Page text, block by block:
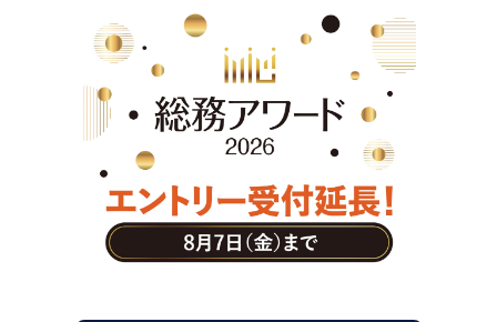
リスクマネジメント・BCP
社外・社内広報
社外・社内コミュニケーション活性化
FM・オフィス移転
CSR・SDGs
テクノロジー活用・DX
助成金・補助金・コスト削減
アウトソーシング・BPO
調査・レポート